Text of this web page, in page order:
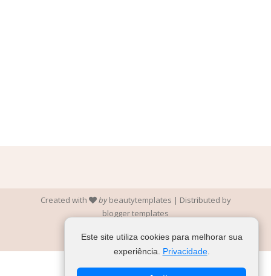
Este site utiliza cookies para melhorar sua
experiência. Privacidade.
Created with by beautytemplates | Distributed by
blogger templates